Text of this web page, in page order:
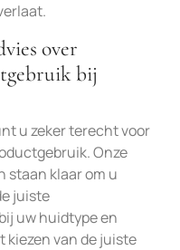
over
bij
u zeker terecht voor
Onze
staan klaar om u
juiste
uw huidtype en
kiezen van de juiste